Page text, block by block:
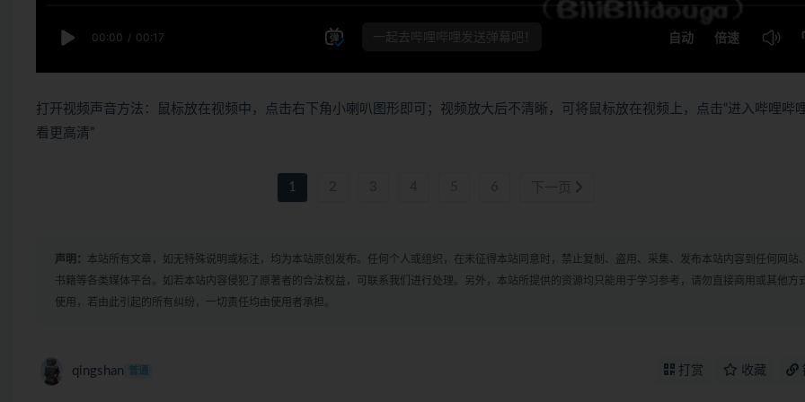
打开视频声音方法：鼠标放在视频中，点击右下角小喇叭图形即可；视频放大后不清晰，可将鼠标放在视频上，点击“进入哔哩哔
看更高清”
1
声明： 本站所有文章，如无特殊说明或标注，均为本站原创发布。任何个人或组织，在未征得本站同意时，禁止复制、盗用、采集、发布本站内容到任何网站、
书籍等各类媒体平台。如若本站内容侵犯了原著者的合法权益，可联系我们进行处理。另外，本站所提供的资源均只能用于学习参考，请勿直接商用或其他方
使用，若由此引起的所有纠纷，一切责任均由使用者承担。
qingshan 普通 打赏 收藏